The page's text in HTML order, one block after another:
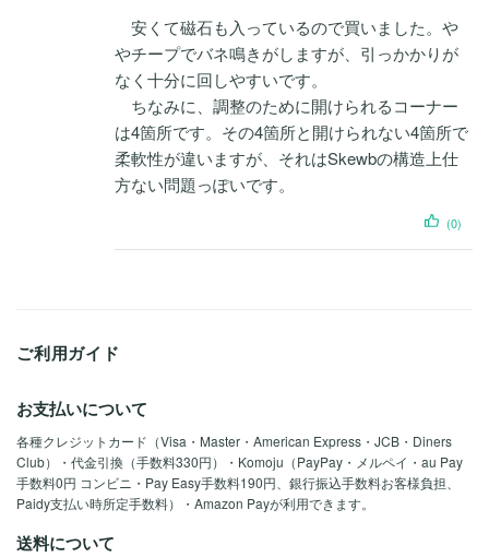
5段階中
の評価
安くて磁石も入っているので買いました。や
やチープでバネ鳴きがしますが、引っかかりが
なく十分に回しやすいです。
ちなみに、調整のために開けられるコーナー
は4箇所です。その4箇所と開けられない4箇所で
柔軟性が違いますが、それはSkewbの構造上仕
方ない問題っぽいです。
(0)
ご利用ガイド
お支払いについて
各種クレジットカード（Visa・Master・American Express・JCB・Diners
Club）・代金引換（手数料330円）・Komoju（PayPay・メルペイ・au Pay
手数料0円 コンビニ・Pay Easy手数料190円、銀行振込手数料お客様負担、
Paidy支払い時所定手数料）・Amazon Payが利用できます。
送料について